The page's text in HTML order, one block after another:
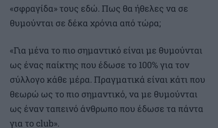
«σφραγίδα» τους εδώ. Πως θα ήθελες να σε
θυμούνται σε δέκα χρόνια από τώρα;
«Για μένα το πιο σημαντικό είναι με θυμούνται
ως ένας παίκτης που έδωσε το 100% για τον
σύλλογο κάθε μέρα. Πραγματικά είναι κάτι που
θεωρώ ως το πιο σημαντικό, να με θυμούνται
ως έναν ταπεινό άνθρωπο που έδωσε τα πάντα
για το club».